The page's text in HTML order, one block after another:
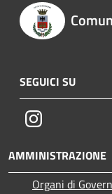
SEGUICI SU
Instagram
AMMINISTRAZIONE
Organi di